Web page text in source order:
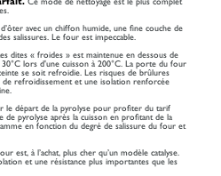
avec un chiffon humide, une fine couche de
salissures. Le four est impeccable.
dites « froides » est maintenue en dessous de
lors d'une cuisson à 200°C. La porte du four
se soit refroidie. Les risques de brûlures
de refroidissement et une isolation renforcée
le départ de la pyrolyse pour profiter du tarif
de pyrolyse après la cuisson en profitant de la
en fonction du degré de salissure du four et
est, à l’achat, plus cher qu’un modèle catalyse.
et une résistance plus importantes que les